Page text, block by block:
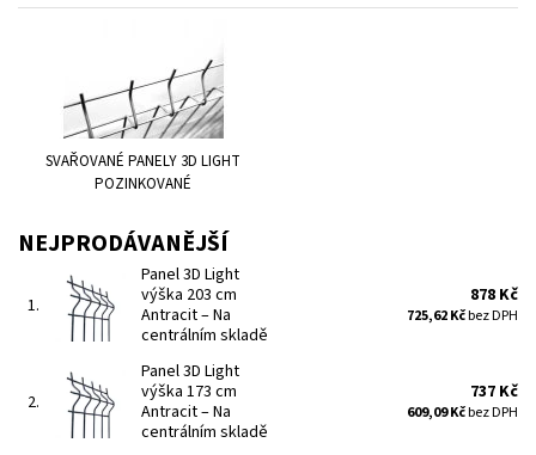
SVAŘOVANÉ PANELY 3D LIGHT
POZINKOVANÉ
NEJPRODÁVANĚJŠÍ
1.
Panel 3D Light
výška 203 cm
Antracit–Na
centrálním skladě
878 Kč
725,62 Kčbez DPH
2.
Panel 3D Light
výška 173 cm
Antracit–Na
centrálním skladě
737 Kč
609,09 Kčbez DPH